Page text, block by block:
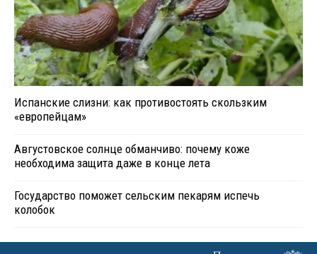
Испанские слизни: как противостоять скользким
«европейцам»
Августовское солнце обманчиво: почему коже
необходима защита даже в конце лета
Государство поможет сельским пекарям испечь
колобок